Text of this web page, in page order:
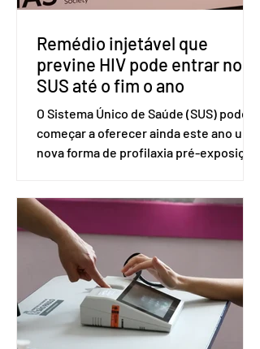
assumidas pelos Estados Unid
Remédio injetável que
previne HIV pode entrar no
SUS até o fim o ano
O Sistema Único de Saúde (SUS) pode
começar a oferecer ainda este ano uma
nova forma de profilaxia pré-exposição
medicamento carbotegravir, que
impede a replicação do vírus de forma
prolongada e pode ser tomado a cada
dois meses. O pedido de inclusão vai
ser encaminhado pelo Ministério da
Saúde à Comissão Nacional de
Incorporação de Novas Tecnologias no